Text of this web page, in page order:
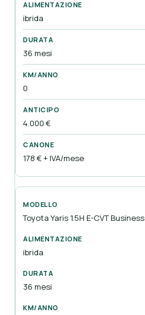
ibrida
36 mesi
0
4.000 €
178 € + IVA/mese
Toyota Yaris 1.5H E-CVT Business
ibrida
36 mesi